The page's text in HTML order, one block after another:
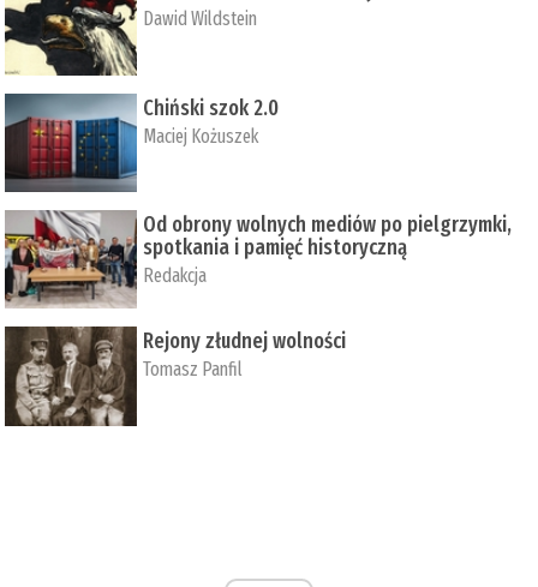
Dawid Wildstein
Chiński szok 2.0
Maciej Kożuszek
Od obrony wolnych mediów po pielgrzymki,
spotkania i pamięć historyczną
Redakcja
Rejony złudnej wolności
Tomasz Panfil